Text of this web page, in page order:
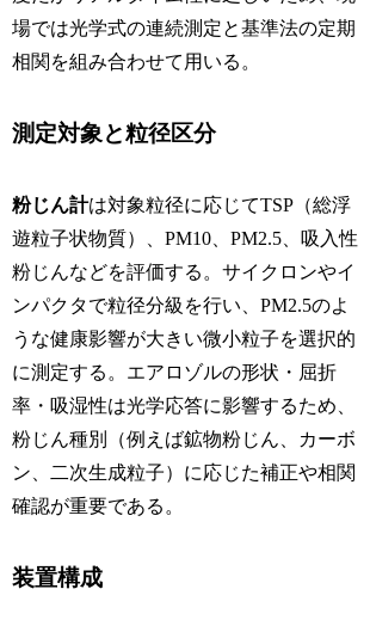
場では光学式の連続測定と基準法の定期
相関を組み合わせて用いる。
測定対象と粒径区分
粉じん計は対象粒径に応じてTSP（総浮
遊粒子状物質）、PM10、PM2.5、吸入性
粉じんなどを評価する。サイクロンやイ
ンパクタで粒径分級を行い、PM2.5のよ
うな健康影響が大きい微小粒子を選択的
に測定する。エアロゾルの形状・屈折
率・吸湿性は光学応答に影響するため、
粉じん種別（例えば鉱物粉じん、カーボ
ン、二次生成粒子）に応じた補正や相関
確認が重要である。
装置構成